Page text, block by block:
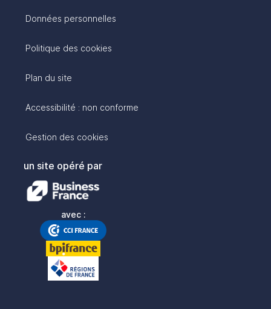
Données personnelles
Politique des cookies
Plan du site
Accessibilité : non conforme
Gestion des cookies
un site opéré par
avec :